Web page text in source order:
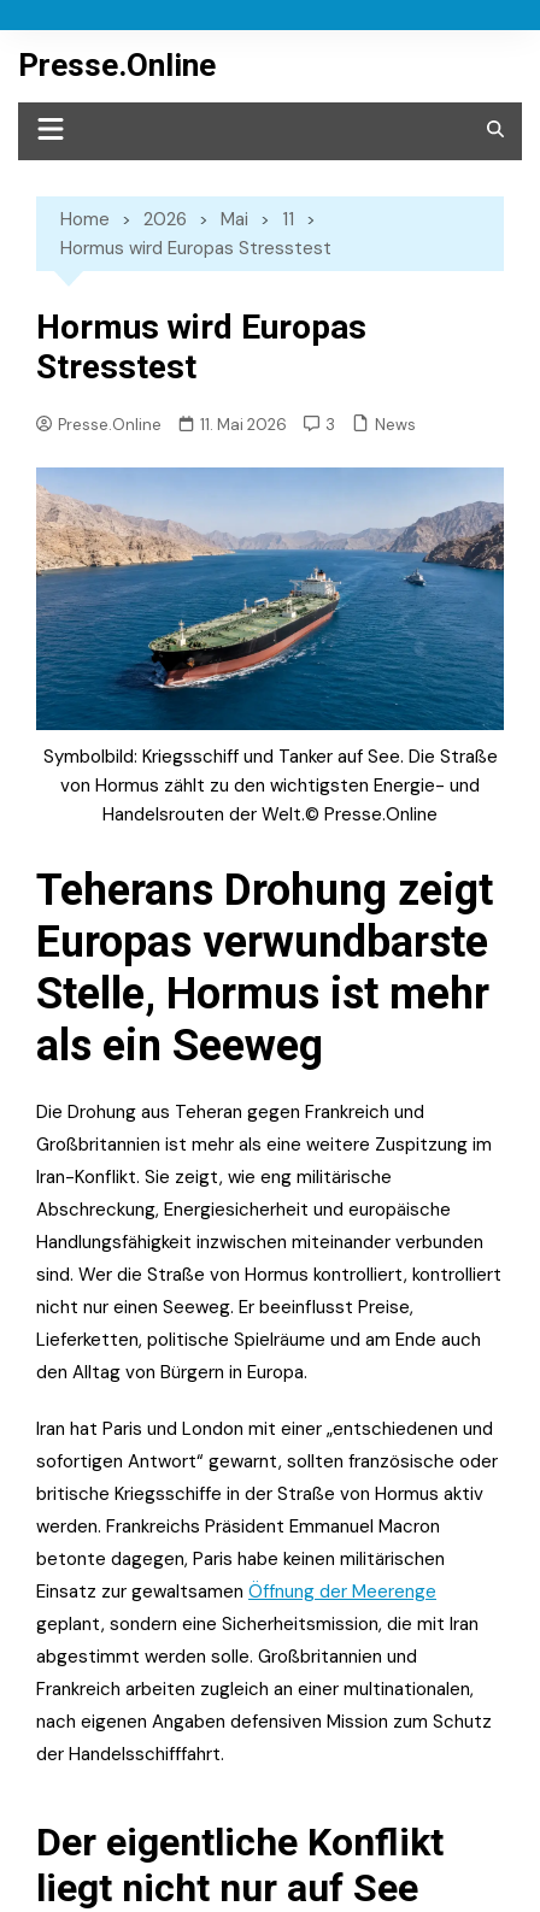
content
Presse.Online
Home 2026 Mai
11
Hormus wird Europas Stresstest
Hormus wird Europas
Stresstest
Presse.Online 11. Mai 2026 3 News
Symbolbild: Kriegsschiff und Tanker auf See. Die Straße
von Hormus zählt zu den wichtigsten Energie- und
Handelsrouten der Welt.© Presse.Online
Teherans Drohung zeigt
Europas verwundbarste
Stelle, Hormus ist mehr
als ein Seeweg
Die Drohung aus Teheran gegen Frankreich und
Großbritannien ist mehr als eine weitere Zuspitzung im
Iran-Konflikt. Sie zeigt, wie eng militärische
Abschreckung, Energiesicherheit und europäische
Handlungsfähigkeit inzwischen miteinander verbunden
sind. Wer die Straße von Hormus kontrolliert, kontrolliert
nicht nur einen Seeweg. Er beeinflusst Preise,
Lieferketten, politische Spielräume und am Ende auch
den Alltag von Bürgern in Europa.
Iran hat Paris und London mit einer „entschiedenen und
sofortigen Antwort“ gewarnt, sollten französische oder
britische Kriegsschiffe in der Straße von Hormus aktiv
werden. Frankreichs Präsident Emmanuel Macron
betonte dagegen, Paris habe keinen militärischen
Einsatz zur gewaltsamen Öffnung der Meerenge
geplant, sondern eine Sicherheitsmission, die mit Iran
abgestimmt werden solle. Großbritannien und
Frankreich arbeiten zugleich an einer multinationalen,
nach eigenen Angaben defensiven Mission zum Schutz
der Handelsschifffahrt.
Der eigentliche Konflikt
liegt nicht nur auf See